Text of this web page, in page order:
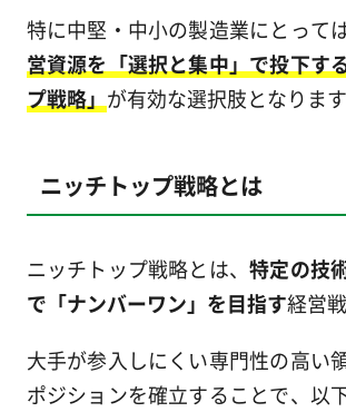
特に中堅・中小の製造業にとって
営資源を「選択と集中」で投下す
プ戦略」が有効な選択肢となります
ニッチトップ戦略とは
ニッチトップ戦略とは、特定の技
で「ナンバーワン」を目指す経営
大手が参入しにくい専門性の高い
ポジションを確立することで、以